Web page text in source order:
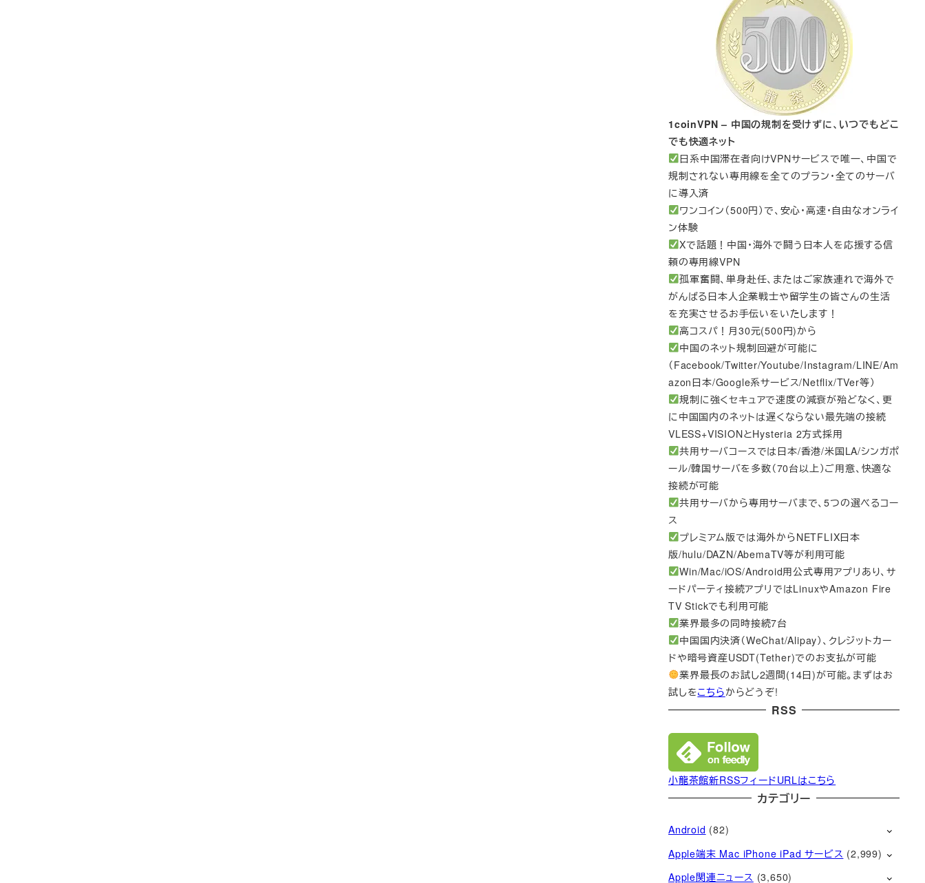
1coinVPN – 中国の規制を受けずに、いつでもどこ
でも快適ネット
日系中国滞在者向けVPNサービスで唯一、中国で
規制されない専用線を全てのプラン・全てのサーバ
に導入済
ワンコイン（500円）で、安心・高速・自由なオンライ
ン体験
Xで話題！中国・海外で闘う日本人を応援する信
頼の専用線VPN
孤軍奮闘、単身赴任、またはご家族連れで海外で
がんばる日本人企業戦士や留学生の皆さんの生活
を充実させるお手伝いをいたします！
高コスパ！月30元(500円)から
中国のネット規制回避が可能に
（Facebook/Twitter/Youtube/Instagram/LINE/Am
azon日本/Google系サービス/Netflix/TVer等）
規制に強くセキュアで速度の減衰が殆どなく、更
に中国国内のネットは遅くならない最先端の接続
VLESS+VISIONとHysteria 2方式採用
共用サーバコースでは日本/香港/米国LA/シンガポ
ール/韓国サーバを多数（70台以上）ご用意、快適な
接続が可能
共用サーバから専用サーバまで、5つの選べるコー
ス
プレミアム版では海外からNETFLIX日本
版/hulu/DAZN/AbemaTV等が利用可能
Win/Mac/iOS/Android用公式専用アプリあり、サ
ードパーティ接続アプリではLinuxやAmazon Fire
TV Stickでも利用可能
業界最多の同時接続7台
中国国内決済（WeChat/Alipay）、クレジットカー
ドや暗号資産USDT(Tether)でのお支払が可能
業界最長のお試し2週間(14日)が可能。まずはお
試しをこちらからどうぞ!
RSS
小龍茶館新RSSフィードURLはこちら
カテゴリー
Android (82)
Apple端末 Mac iPhone iPad サービス (2,999)
Apple関連ニュース (3,650)